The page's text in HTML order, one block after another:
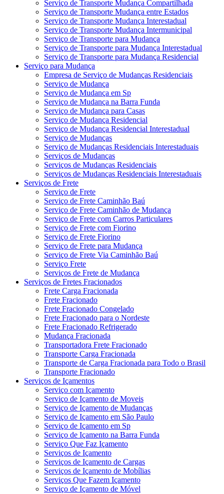
Serviço de Transporte Mudança Compartilhada
Serviço de Transporte Mudança entre Estados
Serviço de Transporte Mudança Interestadual
Serviço de Transporte Mudança Intermunicipal
Serviço de Transporte para Mudança
Serviço de Transporte para Mudança Interestadual
Serviço de Transporte para Mudança Residencial
Serviço para Mudança
Empresa de Serviço de Mudanças Residenciais
Serviço de Mudança
Serviço de Mudança em Sp
Serviço de Mudança na Barra Funda
Serviço de Mudança para Casas
Serviço de Mudança Residencial
Serviço de Mudança Residencial Interestadual
Serviço de Mudanças
Serviço de Mudanças Residenciais Interestaduais
Serviços de Mudanças
Serviços de Mudanças Residenciais
Serviços de Mudanças Residenciais Interestaduais
Serviços de Frete
Serviço de Frete
Serviço de Frete Caminhão Baú
Serviço de Frete Caminhão de Mudança
Serviço de Frete com Carros Particulares
Serviço de Frete com Fiorino
Serviço de Frete Fiorino
Serviço de Frete para Mudança
Serviço de Frete Via Caminhão Baú
Serviço Frete
Serviços de Frete de Mudança
Serviços de Fretes Fracionados
Frete Carga Fracionada
Frete Fracionado
Frete Fracionado Congelado
Frete Fracionado para o Nordeste
Frete Fracionado Refrigerado
Mudança Fracionada
Transportadora Frete Fracionado
Transporte Carga Fracionada
Transporte de Carga Fracionada para Todo o Brasil
Transporte Fracionado
Serviços de Içamentos
Serviço com Içamento
Serviço de Içamento de Moveis
Serviço de Içamento de Mudanças
Serviço de Içamento em São Paulo
Serviço de Içamento em Sp
Serviço de Içamento na Barra Funda
Serviço Que Faz Içamento
Serviços de Içamento
Serviços de Içamento de Cargas
Serviços de Içamento de Mobílias
Serviços Que Fazem Içamento
Serviço de Içamento de Móvel